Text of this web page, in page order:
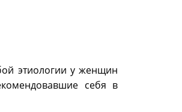
этиологии у женщин
себя в